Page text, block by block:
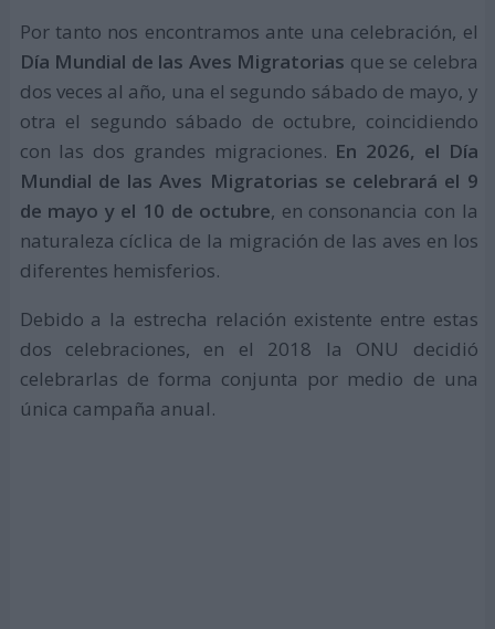
Por tanto nos encontramos ante una celebración, el
Día Mundial de las Aves Migratorias que se celebra
dos veces al año, una el segundo sábado de mayo, y
otra el segundo sábado de octubre, coincidiendo
con las dos grandes migraciones. En 2026, el Día
Mundial de las Aves Migratorias se celebrará el 9
de mayo y el 10 de octubre, en consonancia con la
naturaleza cíclica de la migración de las aves en los
diferentes hemisferios.
Debido a la estrecha relación existente entre estas
dos celebraciones, en el 2018 la ONU decidió
celebrarlas de forma conjunta por medio de una
única campaña anual.